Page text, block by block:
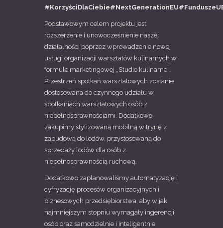
Podstawowym celem projektu jest
rozszerzenie i unowocześnienie naszej
działalności poprzez wprowadzenie nowej
usługi organizacji warsztatów kulinarnych w
formule marketingowej „Studio kulinarne”.
Przestrzeń spotkań warsztatowych zostanie
dostosowana do czynnego udziału w
spotkaniach warsztatowych osób z
niepełnosprawnościami. Dodatkowo
zakupimy stylizowaną mobilną witrynę z
zabudową do lodów, przystosowaną do
sprzedaży lodów dla osób z
niepełnosprawnością ruchową.
Dodatkowo zaplanowaliśmy automatyzację i
cyfryzację procesów organizacyjnych i
biznesowych przedsiębiorstwa, aby w jak
najmniejszym stopniu wymagały ingerencji
osób oraz samodzielnie i inteligentnie